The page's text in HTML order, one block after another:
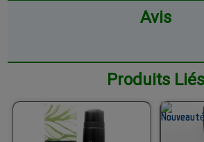
Avis
Produits Liés